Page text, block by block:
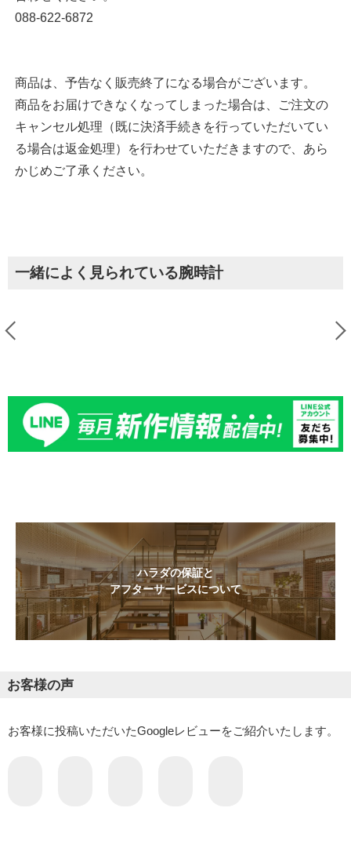
088-622-6872
商品は、予告なく販売終了になる場合がございます。
商品をお届けできなくなってしまった場合は、ご注文の
キャンセル処理（既に決済手続きを行っていただいてい
る場合は返金処理）を行わせていただきますので、あら
かじめご了承ください。
一緒によく見られている腕時計
ハラダの保証と
アフターサービスについて
お客様の声
お客様に投稿いただいたGoogleレビューをご紹介いたします。